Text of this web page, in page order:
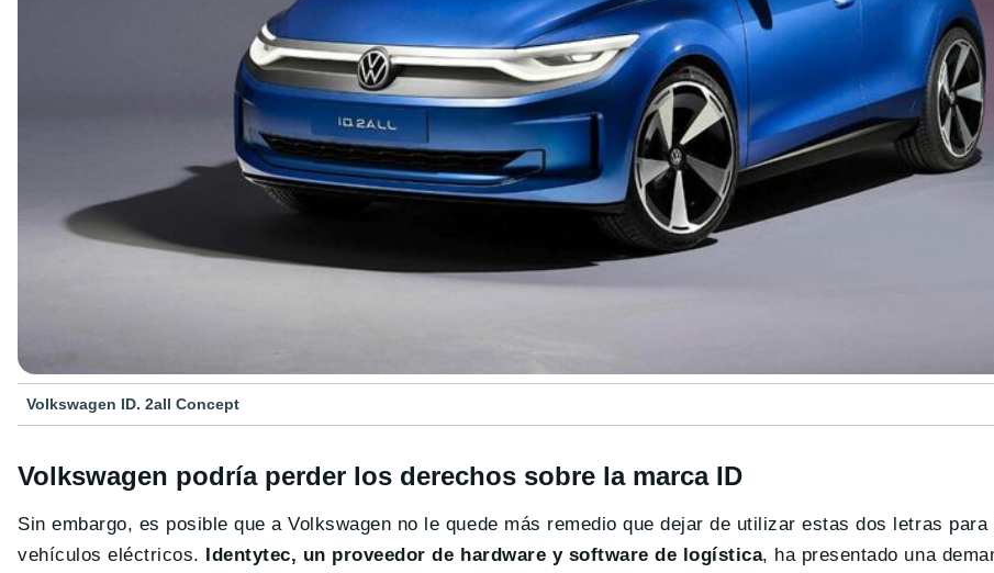
Volkswagen ID. 2all Concept
Volkswagen podría perder los derechos sobre la marca ID
Sin embargo, es posible que a Volkswagen no le quede más remedio que dejar de utilizar estas dos letras
vehículos eléctricos. Identytec, un proveedor de hardware y software de logística, ha presentado una